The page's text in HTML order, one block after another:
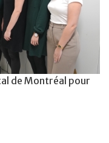
de Montréal pour